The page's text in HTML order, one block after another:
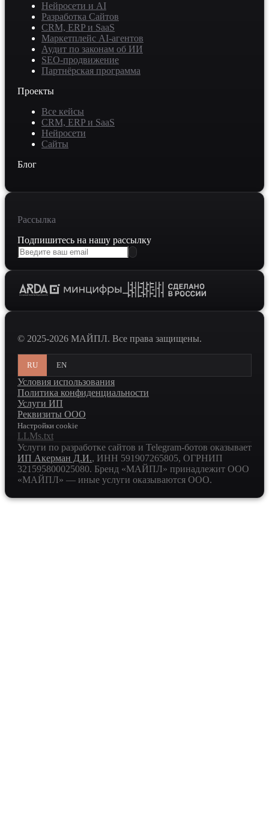
Нейросети и AI
Разработка Сайтов
CRM, ERP и SaaS
Маркетплейс AI-агентов
Аудит по законам об ИИ
SEO-продвижение
Партнёрская программа
Проекты
Все кейсы
CRM, ERP и SaaS
Нейросети
Сайты
Блог
Рассылка
Подпишитесь на нашу рассылку
© 2025-2026 МАЙПЛ. Все права защищены.
RU EN
Условия использования
Политика конфиденциальности
Услуги ИП
Реквизиты ООО
Настройки cookie
LLMs.txt
Услуги по разработке сайтов и Telegram-ботов оказывает
ИП Акерман Д.И., ИНН 591907265805, ОГРНИП
321595800025080. Бренд «МАЙПЛ» принадлежит ООО
«МАЙПЛ» — иные услуги оказываются ООО.